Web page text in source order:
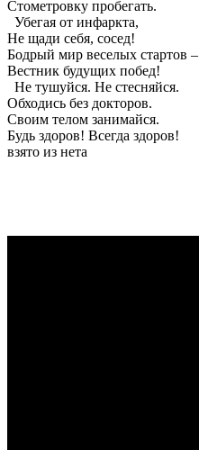
Стометровку пробегать.
Убегая от инфаркта,
Не щади себя, сосед!
Бодрый мир веселых стартов –
Вестник будущих побед!
Не тушуйся. Не стесняйся.
Обходись без докторов.
Своим телом занимайся.
Будь здоров! Всегда здоров!
взято из нета